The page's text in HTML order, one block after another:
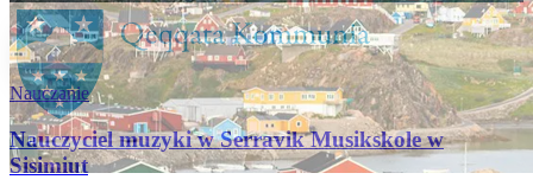
Nauczanie
Nauczyciel muzyki w Serravik Musikskole w
Sisimiut